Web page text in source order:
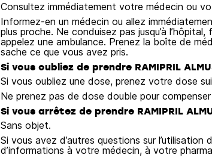
Consultez immédiatement votre médecin ou
Informez-en un médecin ou allez
plus proche. Ne conduisez pas jusqu’à
appelez une ambulance. Prenez la boîte de
sache ce que vous avez pris.
Si vous oubliez de prendre RAMIPRIL
Si vous oubliez une dose, prenez votre dose
Ne prenez pas de dose double pour
Si vous arrêtez de prendre RAMIPRIL
Sans objet.
Si vous avez d’autres questions sur
d’informations à votre médecin, à votre